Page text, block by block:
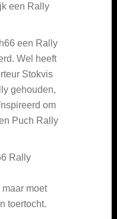
een Rally
een Rally
Wel heeft
Stokvis
gehouden,
om
Puch Rally
Rally
moet
toertocht.